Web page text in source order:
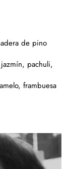
de pino
pachuli,
frambuesa